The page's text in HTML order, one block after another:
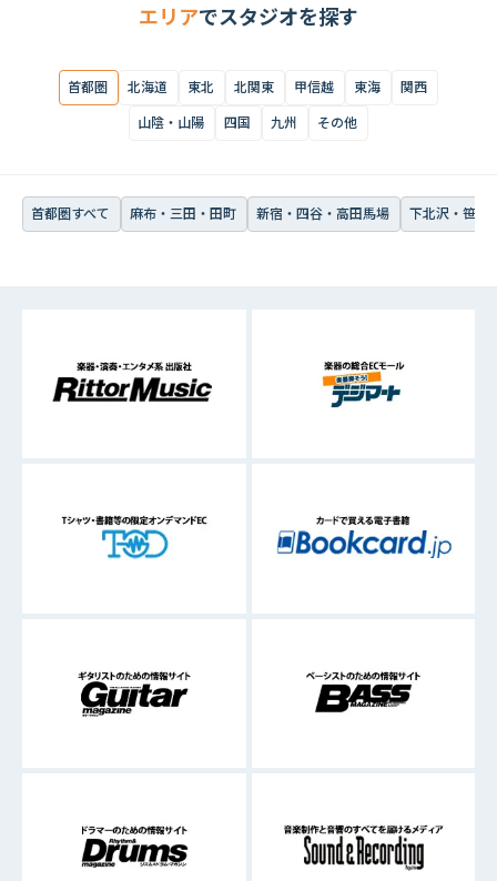
エリアでスタジオを探す
首都圏 北海道 東北 北関東 甲信越 東海
関西
山陰・山陽
四国 九州 その他
首都圏すべて 麻布・三田・田町 新宿・四谷・高田馬場 下北沢・笹塚